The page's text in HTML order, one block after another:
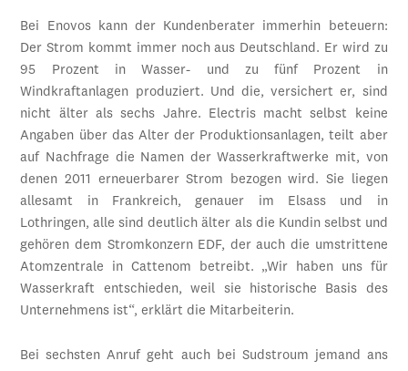
Bei Enovos kann der Kundenberater immerhin beteuern:
Der Strom kommt immer noch aus Deutschland. Er wird zu
95 Prozent in Wasser- und zu fünf Prozent in
Windkraftanlagen produziert. Und die, versichert er, sind
nicht älter als sechs Jahre. Electris macht selbst keine
Angaben über das Alter der Produktionsanlagen, teilt aber
auf Nachfrage die Namen der Wasserkraftwerke mit, von
denen 2011 erneuerbarer Strom bezogen wird. Sie liegen
allesamt in Frankreich, genauer im Elsass und in
Lothringen, alle sind deutlich älter als die Kundin selbst und
gehören dem Stromkonzern EDF, der auch die umstrittene
Atomzentrale in Cattenom betreibt. „Wir haben uns für
Wasserkraft entschieden, weil sie historische Basis des
Unternehmens ist“, erklärt die Mitarbeiterin.
Bei sechsten Anruf geht auch bei Sudstroum jemand ans